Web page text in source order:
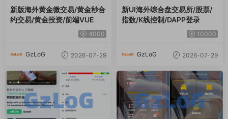
新版海外黄金微交易/黄金秒合
约交易/黄金投资/前端VUE
4000
GzLoG 2026-07-29
新UI海外综合盘交易所/股票/
指数/K线控制/DAPP登录
10000
GzLoG 2026-07-29